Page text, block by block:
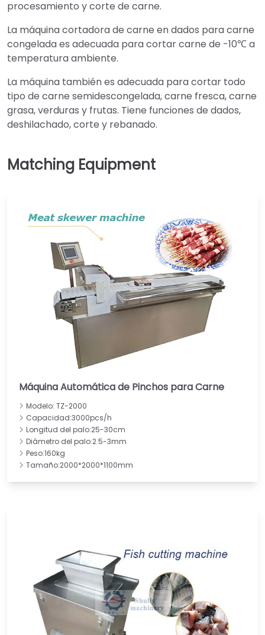
procesamiento y corte de carne.
La máquina cortadora de carne en dados para carne
congelada es adecuada para cortar carne de -10℃ a
temperatura ambiente.
La máquina también es adecuada para cortar todo
tipo de carne semidescongelada, carne fresca, carne
grasa, verduras y frutas. Tiene funciones de dados,
deshilachado, corte y rebanado.
Máquina Automática de Pinchos para Carne
Modelo: TZ-2000
Capacidad:3000pcs/h
Longitud del palo:25-30cm
Diámetro del palo:2.5-3mm
Peso:160kg
Tamaño:2000*2000*1100mm